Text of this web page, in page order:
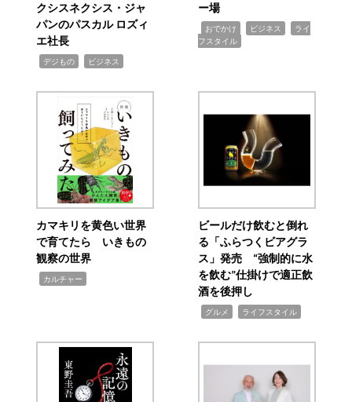
クシスネクシス・ジャ
パンのパスカル ロズィ
エ社長
デジもの ビジネス
ー場
おでかけ ビジネス
ライ
フスタイル
カマキリを黄色い世界
で育てたら いきもの
観察の世界
カルチャー
ビールだけ飲むと倒れ
る「ふらつくビアグラ
ス」発売 “強制的に水
を飲む”仕掛けで適正飲
酒を後押し
グルメ ライフスタイル